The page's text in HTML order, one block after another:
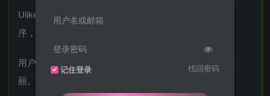
Ulike的 – 任何女孩都应该为自己“装口袋”的摄影应用程
序，具有魔力和出色的照片质量。
用户将看到自己的新面孔，拥有每个人都必须欣赏的美
丽。
用户名或邮箱
登录密码
记住登录 找回密码